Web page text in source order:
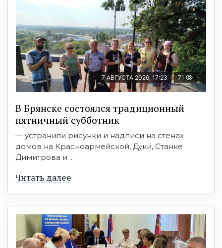
7 АВГУСТА 2026, 17:23 71
В Брянске состоялся традиционный
пятничный субботник
— устранили рисунки и надписи на стенах
домов на Красноармейской, Дуки, Станке
Димитрова и ...
Читать далее